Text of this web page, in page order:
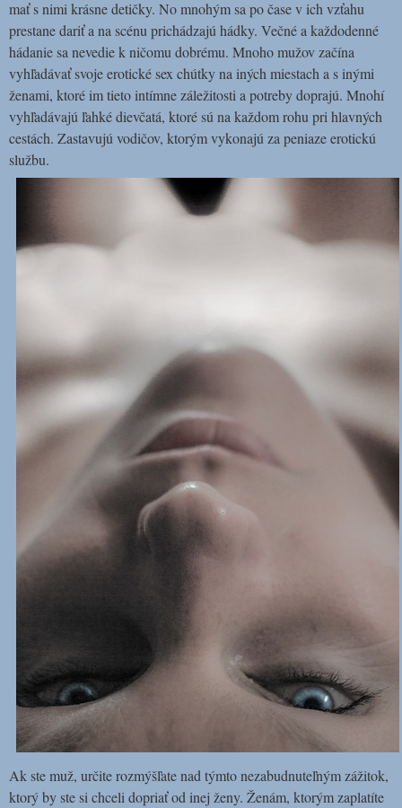
mať s nimi krásne detičky. No mnohým sa po čase v ich vzťahu
prestane dariť a na scénu prichádzajú hádky. Večné a každodenné
hádanie sa nevedie k ničomu dobrému. Mnoho mužov začína
vyhľadávať svoje erotické sex chútky na iných miestach a s inými
ženami, ktoré im tieto intímne záležitosti a potreby doprajú. Mnohí
vyhľadávajú ľahké dievčatá, ktoré sú na každom rohu pri hlavných
cestách. Zastavujú vodičov, ktorým vykonajú za peniaze erotickú
službu.
Ak ste muž, určite rozmýšľate nad týmto nezabudnuteľným zážitok,
ktorý by ste si chceli dopriať od inej ženy. Ženám, ktorým zaplatíte